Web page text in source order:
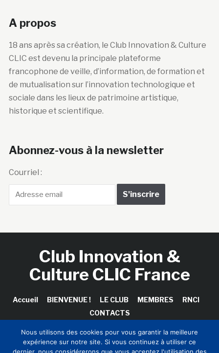
A propos
18 ans après sa création, le Club Innovation & Culture
CLIC est devenu la principale plateforme
francophone de veille, d’information, de formation et
de mutualisation sur l’innovation technologique et
sociale dans les lieux de patrimoine artistique,
historique et scientifique.
Abonnez-vous à la newsletter
Courriel :
Club Innovation &
Culture CLIC France
Accueil BIENVENUE ! LE CLUB MEMBRES
RNCI
CONTACTS
Nous utilisons des cookies pour vous garantir la meilleure
expérience sur notre site. Si vous continuez à utiliser ce